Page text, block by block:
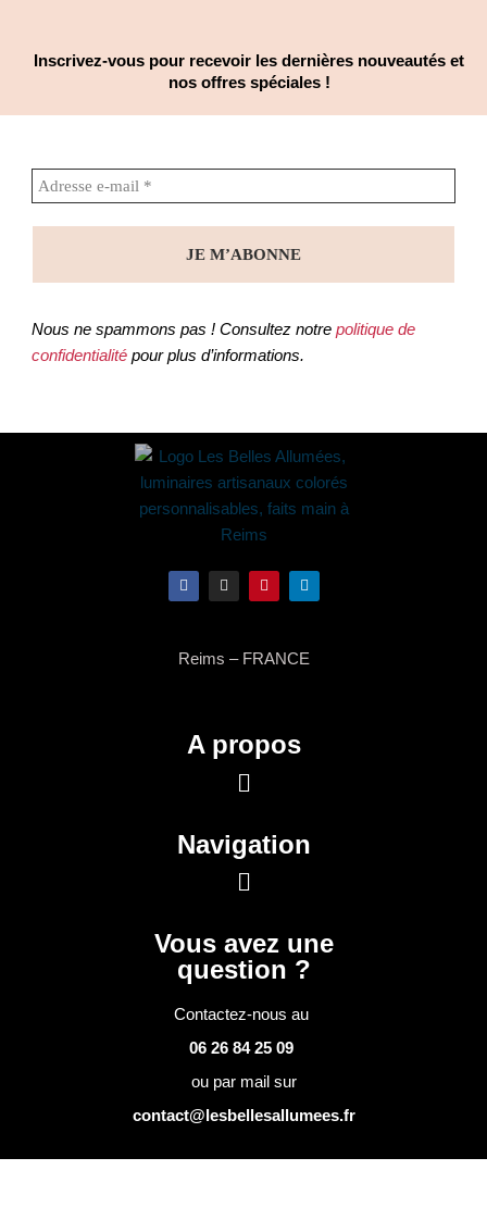
Inscrivez-vous pour recevoir les dernières nouveautés et
nos offres spéciales !
Nous ne spammons pas ! Consultez notre politique de
confidentialité pour plus d’informations.
Reims – FRANCE
A propos
Navigation
Vous avez une
question ?
Contactez-nous au
06 26 84 25 09
ou par mail sur
contact@lesbellesallumees.fr